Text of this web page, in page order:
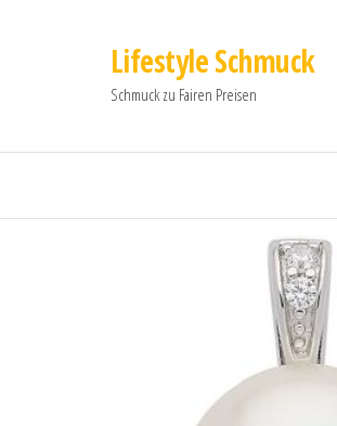
Lifestyle Schmuck
Schmuck zu Fairen Preisen